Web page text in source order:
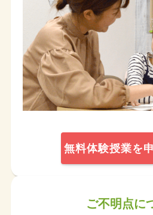
無料体験授業を
ご不明点に